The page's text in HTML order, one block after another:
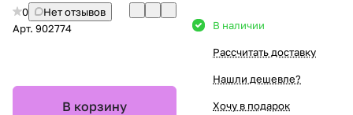
0
Нет отзывов
Арт. 902774
В корзину
В наличии
Рассчитать доставку
Нашли дешевле?
Хочу в подарок